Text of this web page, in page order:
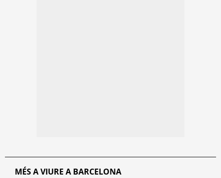
MÉS A VIURE A BARCELONA